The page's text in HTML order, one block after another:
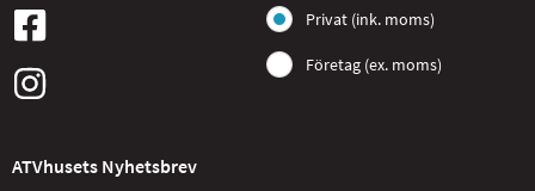
Privat (ink. moms)
Företag (ex. moms)
ATVhusets Nyhetsbrev